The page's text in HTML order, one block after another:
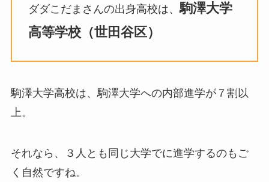
ダダこだまさんの出身高校は、駒澤大学
高等学校（世田谷区）
駒澤大学高校は、駒澤大学への内部進学が７割以
上。
それなら、３人とも同じ大学でに進学するのもご
く自然ですね。